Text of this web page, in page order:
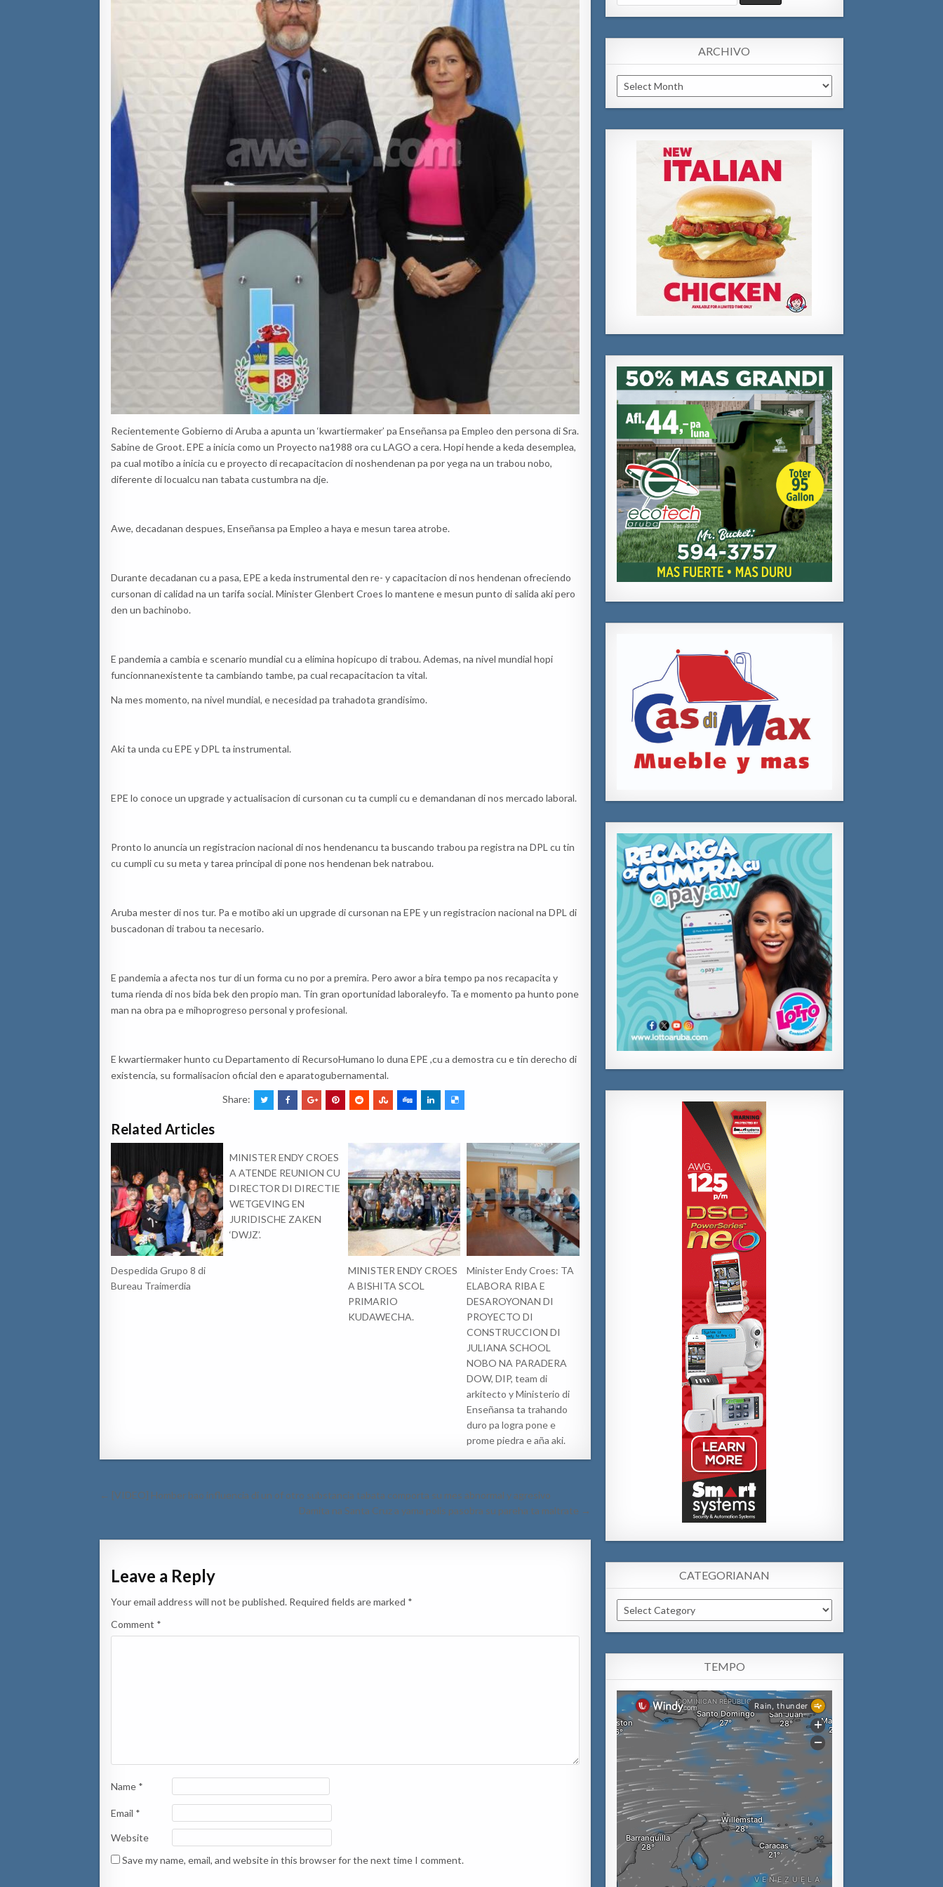
RecientementeGobierno di Aruba a apunta un ‘kwartiermaker’ pa Enseñansa pa Empleo den persona di Sra.
Sabine de Groot.EPE a inicia como un Proyecto na1988 ora cu LAGO a cera. Hopihendea keda desemplea,
pa cual motibo a inicia cu eproyecto direcapacitacion dinoshendenan pa poryega na un trabou nobo,
diferentedilocualcu nan tabata custumbra na dje.
Awe, decadanan despues, Enseñansa pa Empleo a haya emesun tarea atrobe.
Durantedecadanan cu a pasa, EPE a keda instrumental den re- ycapacitacion dinos hendenan ofreciendo
cursonan dicalidad na un tarifa social.MinisterGlenbert Croes lo manteneemesun punto di salida akipero
den un bachinobo.
E pandemia a cambia e scenario mundial cu a elimina hopicupo ditrabou.Ademas, na nivel mundial hopi
funcionnanexistenteta cambiando tambe, pa cual recapacitacion ta vital.
Na mes momento, na nivel mundial, enecesidad pa trahadota grandisimo.
Aki ta unda cu EPE y DPL ta instrumental.
EPE lo conoceun upgrade yactualisacion dicursonan cu ta cumplicu edemandanan dinos mercado laboral.
Pronto lo anuncia un registracion nacional dinos hendenancu ta buscando trabou pa registra na DPLcu tin
cu cumplicu su meta ytarea principal di ponenos hendenan beknatrabou.
Aruba mesterdinos tur. Pa emotibo akiun upgrade dicursonan na EPE y un registracion nacional na DPL di
buscadonan ditrabou ta necesario.
E pandemia a afecta nos tur di un forma cu no pora premira. Pero awora bira tempo pa nos recapacita y
tuma rienda dinos bida bekden propio man. Tin gran oportunidad laboraleyfo. Ta emomento pa hunto pone
man na obra pa emihoprogreso personal yprofesional.
E kwartiermakerhunto cu Departamento di RecursoHumano lo duna EPE ,cu a demostra cu e tin derecho di
existencia, su formalisacion oficial den eaparatogubernamental.
Share:
Related Articles
Despedida Grupo 8 di
Bureau Traimerdia
MINISTER ENDY CROES
A ATENDE REUNION CU
DIRECTOR DI DIRECTIE
WETGEVING EN
JURIDISCHE ZAKEN
‘DWJZ’.
MINISTER ENDY CROES
A BISHITA SCOL
PRIMARIO
KUDAWECHA.
Minister Endy Croes: TA
ELABORA RIBA E
DESAROYONAN DI
PROYECTO DI
CONSTRUCCION DI
JULIANA SCHOOL
NOBO NA PARADERA
DOW, DIP, team di
arkitecto y Ministerio di
Enseñansa ta trahando
duro pa logra pone e
prome piedra e aña aki.
Post
← [VIDEO] Homber bao influencia di un of otro substancia tabata comporta su mes abnormal y agresivo
Damita na Santa Cruz a yama polis pasobra su pareha ta maltrate →
Leave a Reply
Your email address will not be published. Required fields are marked *
Comment *
Name *
Email *
Website
Save my name, email, and website in this browser for the next time I comment.
for:
ARCHIVO
Archivo
CATEGORIANAN
Categorianan
TEMPO